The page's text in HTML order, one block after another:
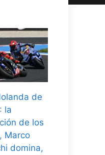
de
la
de los
Marco
domina,